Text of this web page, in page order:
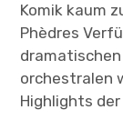
Komik kaum
Phèdres
orchestralen
Highlights der